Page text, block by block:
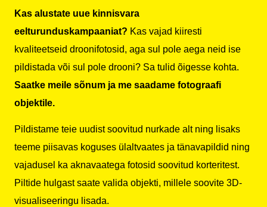
Kas alustate uue kinnisvara
eelturunduskampaaniat? Kas vajad kiiresti
kvaliteetseid droonifotosid, aga sul pole aega neid ise
pildistada või sul pole drooni? Sa tulid õigesse kohta.
Saatke meile sõnum ja me saadame fotograafi
objektile.
Pildistame teie uudist soovitud nurkade alt ning lisaks
teeme piisavas koguses ülaltvaates ja tänavapildid ning
vajadusel ka aknavaatega fotosid soovitud korteritest.
Piltide hulgast saate valida objekti, millele soovite 3D-
visualiseeringu lisada.